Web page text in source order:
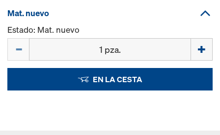
Mat. nuevo
Estado: Mat. nuevo
EN LA CESTA